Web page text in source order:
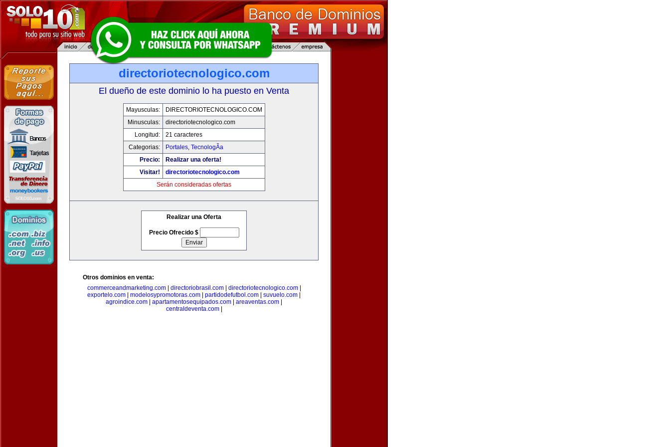
directoriotecnologico.com
El dueño de este dominio lo ha puesto en Venta
Mayusculas:
DIRECTORIOTECNOLOGICO.COM
Minusculas:
directoriotecnologico.com
Longitud:
21 caracteres
Categorias:
Portales, TecnologÃ­a
Precio:
Realizar una oferta!
Visitar!
directoriotecnologico.com
Serán consideradas ofertas
Realizar una Oferta
Precio Ofrecido $
Otros dominios en venta:
commerceandmarketing.com| directoriobrasil.com| directoriotecnologico.com|
exportelo.com
modelosypromotoras.com partidodefutbol.com suvuelo.com
agroindice.com
apartamentosequipados.com areaventas.com
centraldeventa.com|